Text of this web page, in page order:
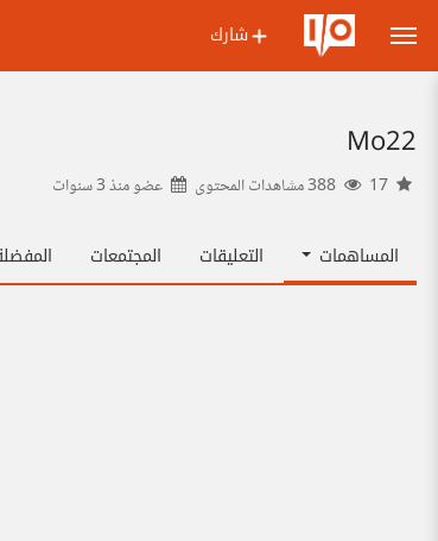
شارك
Mo22
عضو منذ3 سنوات
المساهمات التعليقات المجتمعات